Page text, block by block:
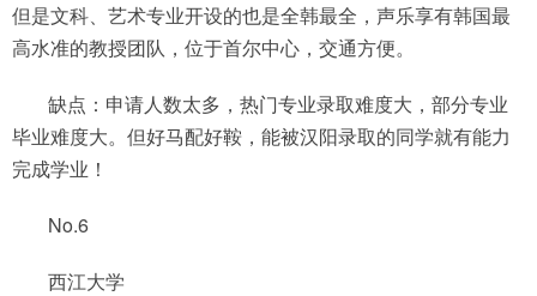
但是文科、艺术专业开设的也是全韩最全，声乐享有韩国最
高水准的教授团队，位于首尔中心，交通方便。
缺点：申请人数太多，热门专业录取难度大，部分专业
毕业难度大。但好马配好鞍，能被汉阳录取的同学就有能力
完成学业！
No.6
西江大学